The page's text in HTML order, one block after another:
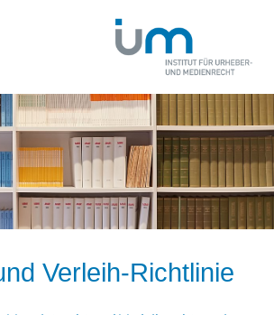
Verleih-Richtlinie